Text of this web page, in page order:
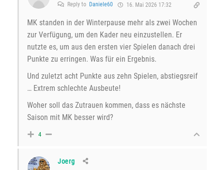
Reply to Daniele60 16. Mai 2026 17:32
MK standen in der Winterpause mehr als zwei Wochen
zur Verfügung, um den Kader neu einzustellen. Er
nutzte es, um aus den ersten vier Spielen danach drei
Punkte zu erringen. Was für ein Ergebnis.
Und zuletzt acht Punkte aus zehn Spielen, abstiegsreif
… Extrem schlechte Ausbeute!
Woher soll das Zutrauen kommen, dass es nächste
Saison mit MK besser wird?
4
Joerg